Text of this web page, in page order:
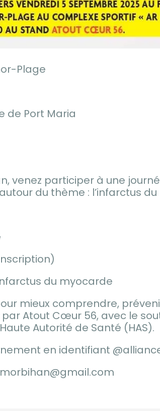
Plage
de Port Maria
venez participer à une
du thème : l’infarctus
du myocarde
mieux comprendre,
Atout Cœur 56, avec le
Autorité de Santé (HAS).
en identifiant